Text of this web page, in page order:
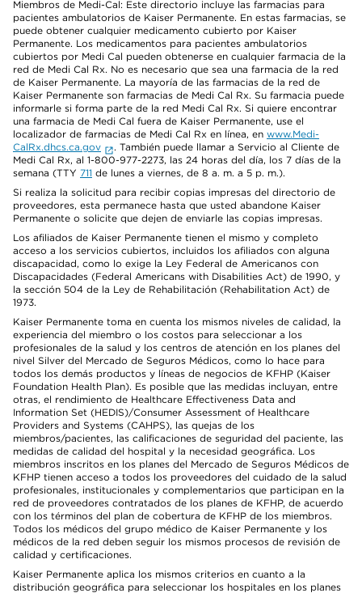
Miembros de Medi-Cal: Este directorio incluye las farmacias para
pacientes ambulatorios de Kaiser Permanente. En estas farmacias, se
puede obtener cualquier medicamento cubierto por Kaiser
Permanente. Los medicamentos para pacientes ambulatorios
cubiertos por Medi Cal pueden obtenerse en cualquier farmacia de la
red de Medi Cal Rx. No es necesario que sea una farmacia de la red
de Kaiser Permanente. La mayoría de las farmacias de la red de
Kaiser Permanente son farmacias de Medi Cal Rx. Su farmacia puede
informarle si forma parte de la red Medi Cal Rx. Si quiere encontrar
una farmacia de Medi Cal fuera de Kaiser Permanente, use el
localizador de farmacias de Medi Cal Rx en línea, en www.Medi-
CalRx.dhcs.ca.gov
. También puede llamar a Servicio al Cliente de
Medi Cal Rx, al 1-800-977-2273, las 24 horas del día, los 7 días de la
semana (TTY 711 de lunes a viernes, de 8 a. m. a 5 p. m.).
Si realiza la solicitud para recibir copias impresas del directorio de
proveedores, esta permanece hasta que usted abandone Kaiser
Permanente o solicite que dejen de enviarle las copias impresas.
Los afiliados de Kaiser Permanente tienen el mismo y completo
acceso a los servicios cubiertos, incluidos los afiliados con alguna
discapacidad, como lo exige la Ley Federal de Americanos con
Discapacidades (Federal Americans with Disabilities Act) de 1990, y
la sección 504 de la Ley de Rehabilitación (Rehabilitation Act) de
1973.
Kaiser Permanente toma en cuenta los mismos niveles de calidad, la
experiencia del miembro o los costos para seleccionar a los
profesionales de la salud y los centros de atención en los planes del
nivel Silver del Mercado de Seguros Médicos, como lo hace para
todos los demás productos y líneas de negocios de KFHP (Kaiser
Foundation Health Plan). Es posible que las medidas incluyan, entre
otras, el rendimiento de Healthcare Effectiveness Data and
Information Set (HEDIS)/Consumer Assessment of Healthcare
Providers and Systems (CAHPS), las quejas de los
miembros/pacientes, las calificaciones de seguridad del paciente, las
medidas de calidad del hospital y la necesidad geográfica. Los
miembros inscritos en los planes del Mercado de Seguros Médicos de
KFHP tienen acceso a todos los proveedores del cuidado de la salud
profesionales, institucionales y complementarios que participan en la
red de proveedores contratados de los planes de KFHP, de acuerdo
con los términos del plan de cobertura de KFHP de los miembros.
Todos los médicos del grupo médico de Kaiser Permanente y los
médicos de la red deben seguir los mismos procesos de revisión de
calidad y certificaciones.
Kaiser Permanente aplica los mismos criterios en cuanto a la
distribución geográfica para seleccionar los hospitales en los planes